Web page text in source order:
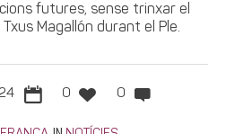
futures, sense trinxar el
Magallón durant el Ple.
0 0